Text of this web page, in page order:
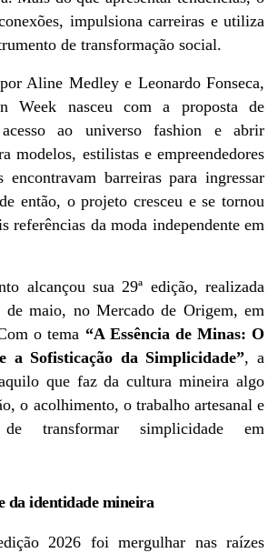
impulsiona carreiras e utiliza
de transformação social.
Aline Medley e Leonardo Fonseca,
Week nasceu com a proposta de
ao universo fashion e abrir
modelos, estilistas e empreendedores
encontravam barreiras para ingressar
então, o projeto cresceu e se tornou
referências da moda independente em
alcançou sua 29ª edição, realizada
maio, no Mercado de Origem, em
o tema “A Essência de Minas: O
a Sofisticação da Simplicidade”, a
que faz da cultura mineira algo
o acolhimento, o trabalho artesanal e
transformar simplicidade em
da identidade mineira
2026 foi mergulhar nas raízes